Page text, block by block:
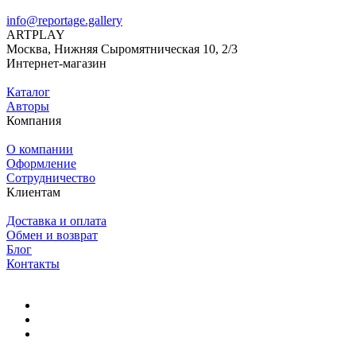
info@reportage.gallery
ARTPLAY
Москва, Нижняя Сыромятническая 10, 2/3
Интернет-магазин
Каталог
Авторы
Компания
О компании
Оформление
Сотрудничество
Клиентам
Доставка и оплата
Обмен и возврат
Блог
Контакты